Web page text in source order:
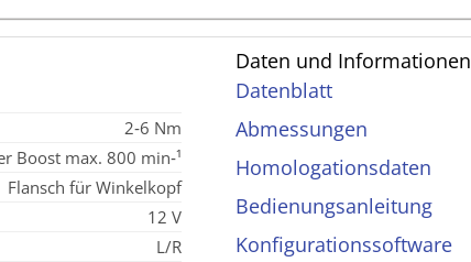
2‑6 Nm
Boost max. 800 min‑¹
Flansch für Winkelkopf
12 V
L/R
Daten und Informationen
Datenblatt
Abmessungen
Homologationsdaten
Bedienungs­anleitung
Konfigurationssoftware